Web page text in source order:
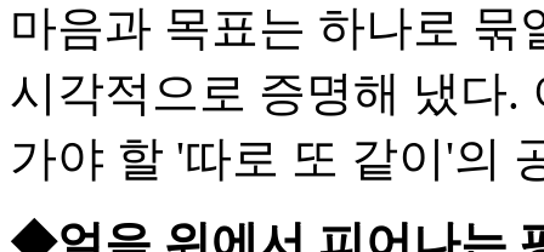
마음과 목표는 하나로
시각적으로 증명해 냈다.
가야 할 '따로 또 같이'의